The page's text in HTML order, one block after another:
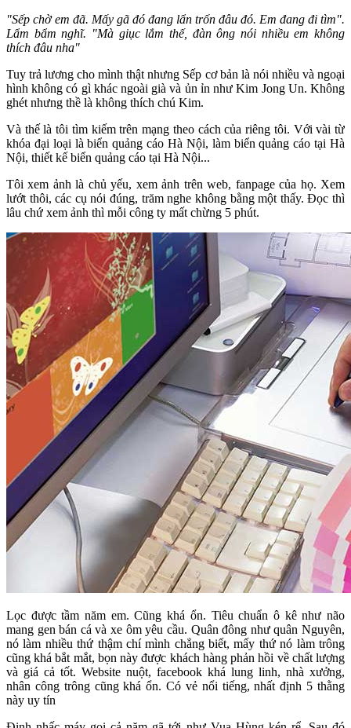
"Sếp chờ em đã. Mấy gã đó đang lẩn trốn đâu đó. Em đang đi tìm".
Lẩm bẩm nghĩ. "Mà giục lắm thế, đàn ông nói nhiều em không
thích đâu nha"
Tuy trả lương cho mình thật nhưng Sếp cơ bản là nói nhiều và ngoại
hình không có gì khác ngoài già và ủn ỉn như Kim Jong Un. Không
ghét nhưng thề là không thích chú Kim.
Và thế là tôi tìm kiếm trên mạng theo cách của riêng tôi. Với vài từ
khóa đại loại là biển quảng cáo Hà Nội, làm biển quảng cáo tại Hà
Nội, thiết kế biển quảng cáo tại Hà Nội...
Tôi xem ảnh là chủ yếu, xem ảnh trên web, fanpage của họ. Xem
lướt thôi, các cụ nói đúng, trăm nghe không bằng một thấy. Đọc thì
lâu chứ xem ảnh thì mỗi công ty mất chừng 5 phút.
Lọc được tầm năm em. Cũng khá ổn. Tiêu chuẩn ô kê như não
mang gen bán cá và xe ôm yêu cầu. Quân đông như quân Nguyên,
nó làm nhiều thứ thậm chí mình chẳng biết, mấy thứ nó làm trông
cũng khá bắt mắt, bọn này được khách hàng phản hồi về chất lượng
và giá cả tốt. Website nuột, facebook khá lung linh, nhà xưởng,
nhân công trông cũng khá ổn. Có vẻ nổi tiếng, nhất định 5 thằng
này uy tín